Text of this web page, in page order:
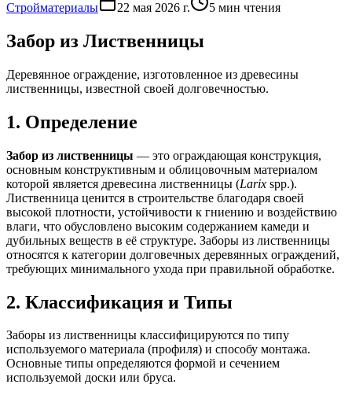
Стройматериалы
22 мая 2026 г. 5 мин чтения
Забор из Лиственницы
Деревянное ограждение, изготовленное из древесины
лиственницы, известной своей долговечностью.
1. Определение
Забор из лиственницы — это ограждающая конструкция,
основным конструктивным и облицовочным материалом
которой является древесина лиственницы (Larix spp.).
Лиственница ценится в строительстве благодаря своей
высокой плотности, устойчивости к гниению и воздействию
влаги, что обусловлено высоким содержанием камеди и
дубильных веществ в её структуре. Заборы из лиственницы
относятся к категории долговечных деревянных ограждений,
требующих минимального ухода при правильной обработке.
2. Классификация и Типы
Заборы из лиственницы классифицируются по типу
используемого материала (профиля) и способу монтажа.
Основные типы определяются формой и сечением
используемой доски или бруса.